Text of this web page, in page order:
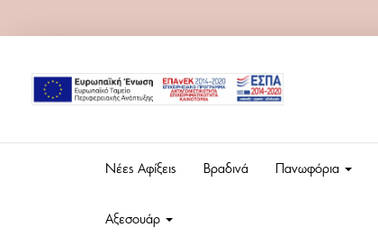
Νέες Αφίξεις Βραδινά Πανωφόρια
Αξεσουάρ